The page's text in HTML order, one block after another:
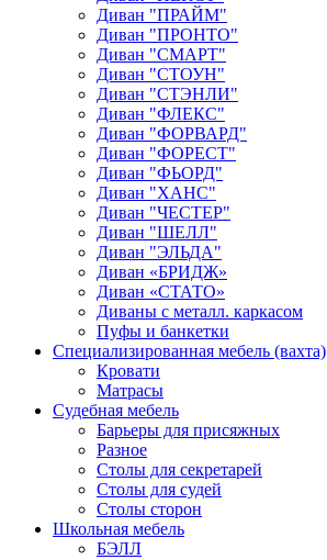
Диван "ПРАЙМ"
Диван "ПРОНТО"
Диван "СМАРТ"
Диван "СТОУН"
Диван "СТЭНЛИ"
Диван "ФЛЕКС"
Диван "ФОРВАРД"
Диван "ФОРЕСТ"
Диван "ФЬОРД"
Диван "ХАНС"
Диван "ЧЕСТЕР"
Диван "ШЕЛЛ"
Диван "ЭЛЬДА"
Диван «БРИДЖ»
Диван «СТАТО»
Диваны с металл. каркасом
Пуфы и банкетки
Специализированная мебель (вахта)
Кровати
Матрасы
Судебная мебель
Барьеры для присяжных
Разное
Столы для секретарей
Столы для судей
Столы сторон
Школьная мебель
БЭЛЛ